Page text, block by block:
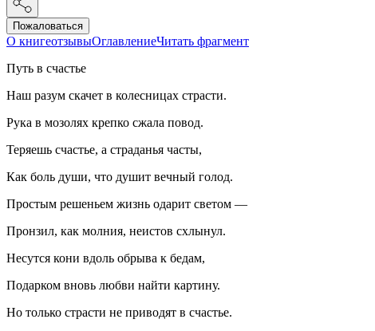
Пожаловаться
О книгеотзывыОглавлениеЧитать фрагмент
Путь в счастье
Наш разум скачет в колесницах страсти.
Рука в мозолях крепко сжала повод.
Теряешь счастье, а страданья часты,
Как боль души, что душит вечный голод.
Простым решеньем жизнь одарит светом —
Пронзил, как молния, неистов схлынул.
Несутся кони вдоль обрыва к бедам,
Подарком вновь любви найти картину.
Но только страсти не приводят в счастье.